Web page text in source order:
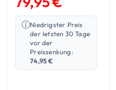
Niedrigster Preis
der letzten 30 Tage
vor der
Preissenkung:
74,95€